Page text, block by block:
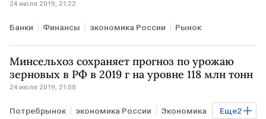
24 июля 2019, 21:22
Банки Финансы экономика России Рынок
Минсельхоз сохраняет прогноз по урожаю
зерновых в РФ в 2019 г на уровне 118 млн тонн
24 июля 2019, 21:08
Еще2
Потребрынок экономика России Экономика